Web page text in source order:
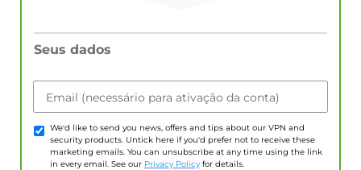
Seus dados
Email (necessário para ativação da conta)
We'd like to send you news, offers and tips about our VPN and
security products. Untick here if you'd prefer not to receive these
marketing emails. You can unsubscribe at any time using the link
in every email. See our Privacy Policy for details.